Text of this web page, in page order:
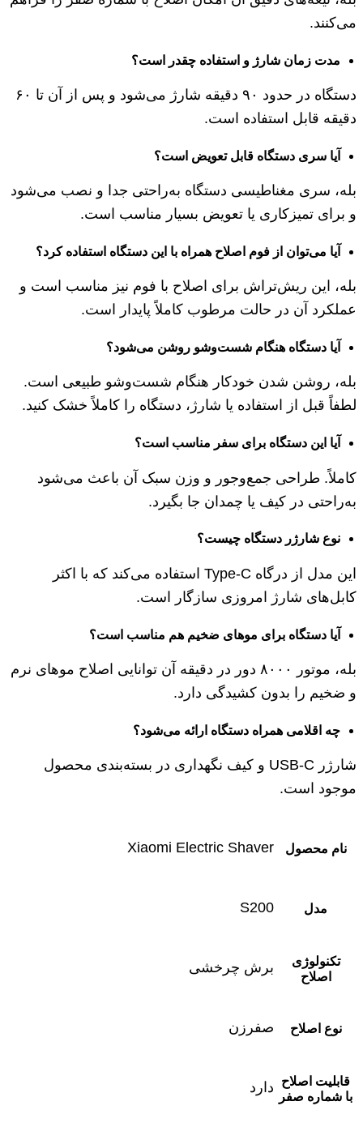
می‌کنند.
مدت زمان شارژ و استفاده چقدر است؟
دستگاه در حدود ۹۰ دقیقه شارژ می‌شود و پس از آن تا ۶۰
دقیقه قابل استفاده است.
آیا سری دستگاه قابل تعویض است؟
بله، سری مغناطیسی دستگاه به‌راحتی جدا و نصب می‌شود
و برای تمیزکاری یا تعویض بسیار مناسب است.
آیا می‌توان از فوم اصلاح همراه با این دستگاه استفاده کرد؟
بله، این ریش‌تراش برای اصلاح با فوم نیز مناسب است و
عملکرد آن در حالت مرطوب کاملاً پایدار است.
آیا دستگاه هنگام شست‌وشو روشن می‌شود؟
بله، روشن شدن خودکار هنگام شست‌وشو طبیعی است.
لطفاً قبل از استفاده یا شارژ، دستگاه را کاملاً خشک کنید.
آیا این دستگاه برای سفر مناسب است؟
کاملاً. طراحی جمع‌وجور و وزن سبک آن باعث می‌شود
به‌راحتی در کیف یا چمدان جا بگیرد.
نوع شارژر دستگاه چیست؟
این مدل از درگاه Type-C استفاده می‌کند که با اکثر
کابل‌های شارژ امروزی سازگار است.
آیا دستگاه برای موهای ضخیم هم مناسب است؟
بله، موتور ۸۰۰۰ دور در دقیقه آن توانایی اصلاح موهای نرم
و ضخیم را بدون کشیدگی دارد.
چه اقلامی همراه دستگاه ارائه می‌شود؟
شارژر USB-C و کیف نگهداری در بسته‌بندی محصول
موجود است.
نام محصول Xiaomi Electric Shaver
مدل S200
تکنولوژی
اصلاح
برش چرخشی
نوع اصلاح صفرزن
قابلیت اصلاح
با شماره صفر
دارد